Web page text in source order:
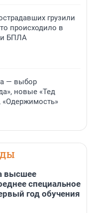
грузили
происходило в
БПЛА
— выбор
новые «Тед
«Одержимость»
высшее
специальное
год обучения